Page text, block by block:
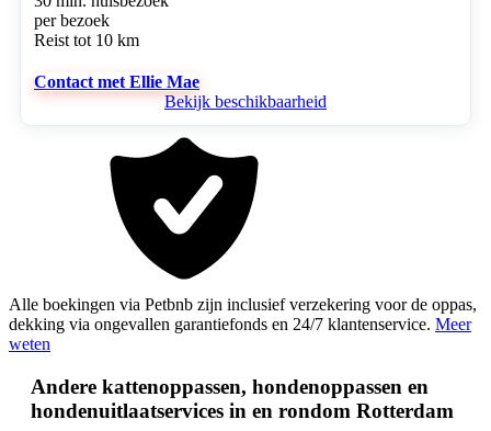
per bezoek
Reist tot 10 km
Contact met Ellie Mae
Bekijk beschikbaarheid
Alle boekingen via Petbnb zijn inclusief verzekering voor de oppas,
dekking via ongevallen garantiefonds en 24/7 klantenservice. Meer
weten
Andere kattenoppassen, hondenoppassen en
hondenuitlaatservices in en rondom Rotterdam